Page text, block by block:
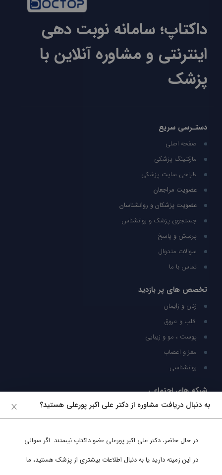
داکتاپ؛ سامانه نوبت دهی
اینترنتی و مشاوره آنلاین با
پزشک
دستـرسی سریع
صفحه اصلی
مارکتینگ پزشکی
طراحی سایت پزشکی
عضویت مراجعان
عضویت پزشکان و روانشناسان
جستجوی پزشک و روانشناس
پرسش و پاسخ
سوالات متدوال
تماس با ما
تخصص های پر بازدید
زنان و زایمان
قلب و عروق
پوست ، مو و زیبایی
مغز و اعصاب
روانشناسی
شبکه های اجتماعی
ما را در شبکه های اجتماعی دنبال کنید
به دنبال دریافت مشاوره از دکتر علی اکبر پورعلی هستید؟
در حال حاضر، دکتر علی اکبر پورعلی عضو داکتاپ نیستند. اگر سوالی
در این زمینه دارید یا به دنبال اطلاعات بیشتری از پزشک هستید، ما